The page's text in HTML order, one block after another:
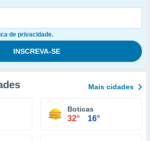
de privacidade.
Mais cidades
Boticas
32° 16°